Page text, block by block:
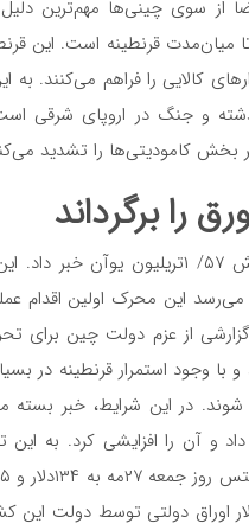
سوی چینی‌‌‌ها مهم‌ترین دلیل
میان‌مدت قرنطینه است. این
کالایی را فراهم می‌کنند.
و جنگ در اروپای شرقی
بخش کامودیتی‌‌‌ها را تشدید
را برگرداند
دولت چین روز جمعه ۲۷مه از بسته محرکی به
این محرک اولین اقدام
از عزم دولت چین برای
و با وجود استمرار قرنطینه در
شوند. در این شرایط، خبر
داد و آن را افزایشی کرد. به